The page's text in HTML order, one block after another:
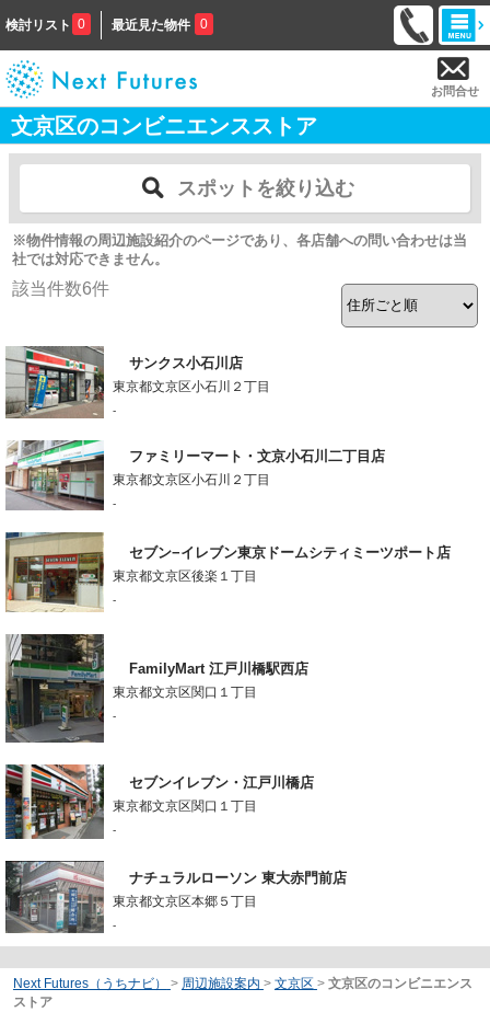
検討リスト 0 最近見た物件 0
お問合せ
文京区のコンビニエンスストア
スポットを絞り込む
※物件情報の周辺施設紹介のページであり、各店舗への問い合わせは当
社では対応できません。
該当件数6件
サンクス小石川店
東京都文京区小石川２丁目
-
ファミリーマート・文京小石川二丁目店
東京都文京区小石川２丁目
-
セブン−イレブン東京ドームシティミーツポート店
東京都文京区後楽１丁目
-
FamilyMart 江戸川橋駅西店
東京都文京区関口１丁目
-
セブンイレブン・江戸川橋店
東京都文京区関口１丁目
-
ナチュラルローソン 東大赤門前店
東京都文京区本郷５丁目
-
Next Futures（うちナビ） > 周辺施設案内 > 文京区 > 文京区のコンビニエンス
ストア